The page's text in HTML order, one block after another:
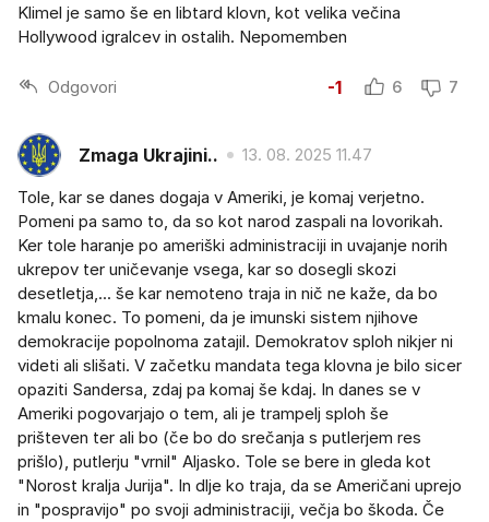
Klimel je samo še en libtard klovn, kot velika večina
Hollywood igralcev in ostalih. Nepomemben
Odgovori -1 6 7
Zmaga Ukrajini.. 13. 08. 2025 11.47
Tole, kar se danes dogaja v Ameriki, je komaj verjetno.
Pomeni pa samo to, da so kot narod zaspali na lovorikah.
Ker tole haranje po ameriški administraciji in uvajanje norih
ukrepov ter uničevanje vsega, kar so dosegli skozi
desetletja,... še kar nemoteno traja in nič ne kaže, da bo
kmalu konec. To pomeni, da je imunski sistem njihove
demokracije popolnoma zatajil. Demokratov sploh nikjer ni
videti ali slišati. V začetku mandata tega klovna je bilo sicer
opaziti Sandersa, zdaj pa komaj še kdaj. In danes se v
Ameriki pogovarjajo o tem, ali je trampelj sploh še
prišteven ter ali bo (če bo do srečanja s putlerjem res
prišlo), putlerju "vrnil" Aljasko. Tole se bere in gleda kot
"Norost kralja Jurija". In dlje ko traja, da se Američani uprejo
in "pospravijo" po svoji administraciji, večja bo škoda. Če